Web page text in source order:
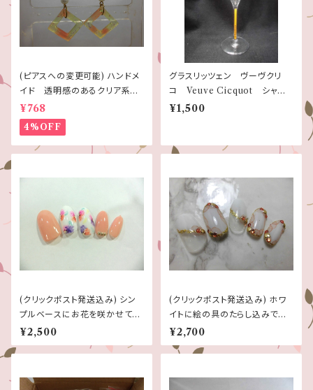
(ピアスへの変更可能) ハンドメ
イド 透明感のあるクリア系で
イヤリング
¥768
4%OFF
グラスリッツェン ヴーヴクリ
コ Veuve Cicquot シャン
パングラスに薔薇と小花
¥1,500
(クリックポスト発送込み) シン
プルベースにお花を咲かせてネ
イルチップ ☆ジェル使用作品
¥2,500
(クリックポスト発送込み) ホワ
イトに絵の具のたらし込みで大
人ネイルチップ ジェル使用作
品
¥2,700